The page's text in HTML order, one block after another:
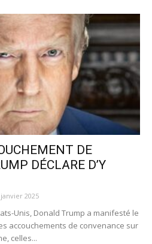
DE
DÉCLARE D’Y
2025
Unis, Donald Trump a manifesté le
accouchements de convenance sur
celles...